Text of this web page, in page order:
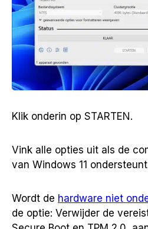
Klik onderin op STARTEN.
Vink alle opties uit als de
van Windows 11
Wordt de hardware niet
de optie: Verwijder de